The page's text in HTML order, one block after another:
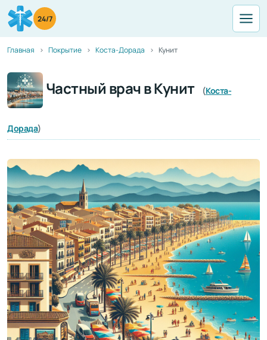
24/7
Главная Покрытие Коста-Дорада Кунит
Частный врач в Кунит (Коста-
Дорада)